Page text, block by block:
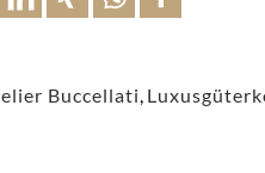
Buccellati,